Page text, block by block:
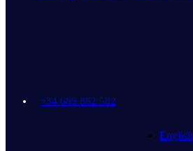
+34 689 882 582
English